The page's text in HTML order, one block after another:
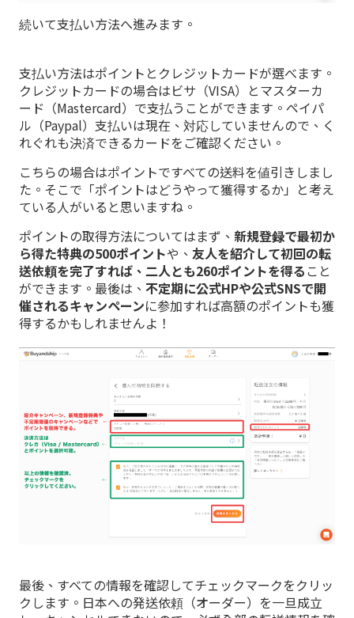
続いて支払い方法へ進みます。
支払い方法はポイントとクレジットカードが選べます。
クレジットカードの場合はビサ（VISA）とマスターカ
ード（Mastercard）で支払うことができます。ペイパ
ル（Paypal）支払いは現在、対応していませんので、く
れぐれも決済できるカードをご確認ください。
こちらの場合はポイントですべての送料を値引きしまし
た。そこで「ポイントはどうやって獲得するか」と考え
ている人がいると思いますね。
ポイントの取得方法についてはまず、 新規登録で最初か
ら得た特典の500ポイントや、 友人を紹介して初回の転
送依頼を完了すれば、二人とも260ポイントを得る こと
ができます。最後は、 不定期に公式HPや公式SNSで開
催されるキャンペーンに参加すれば高額のポイントも獲
得するかもしれませんよ！
最後、すべての情報を確認してチェックマークをクリッ
クします。日本への発送依頼（オーダー）を一旦成立